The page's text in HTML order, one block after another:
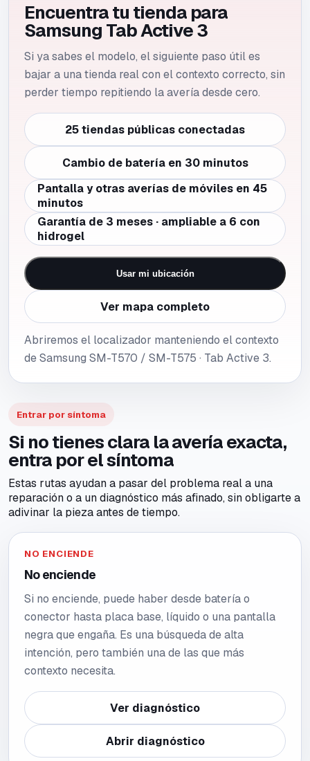
Encuentra tu tienda para
Samsung Tab Active 3
Si ya sabes el modelo, el siguiente paso útil es
bajar a una tienda real con el contexto correcto, sin
perder tiempo repitiendo la avería desde cero.
25 tiendas públicas conectadas
Cambio de batería en 30 minutos
Pantalla y otras averías de móviles en 45
minutos
Garantía de 3 meses · ampliable a 6 con
hidrogel
Usar mi ubicación
Ver mapa completo
Abriremos el localizador manteniendo el contexto
de Samsung SM-T570 / SM-T575 · Tab Active 3.
Entrar por síntoma
Si no tienes clara la avería exacta,
entra por el síntoma
Estas rutas ayudan a pasar del problema real a una
reparación o a un diagnóstico más afinado, sin obligarte a
adivinar la pieza antes de tiempo.
NO ENCIENDE
No enciende
Si no enciende, puede haber desde batería o
conector hasta placa base, líquido o una pantalla
negra que engaña. Es una búsqueda de alta
intención, pero también una de las que más
contexto necesita.
Ver diagnóstico
Abrir diagnóstico